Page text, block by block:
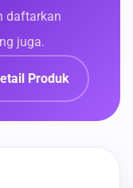
daftarkan
juga.
Produk